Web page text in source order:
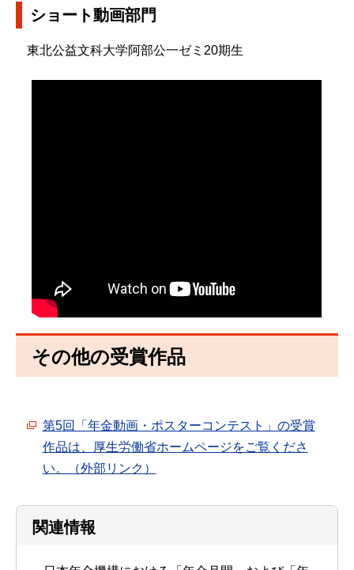
ショート動画部門
東北公益文科大学阿部公一ゼミ20期生
その他の受賞作品
第5回「年金動画・ポスターコンテスト」の受賞
作品は、厚生労働省ホームページをご覧くださ
い。（外部リンク）
関連情報